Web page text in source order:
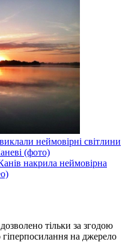
неймовірні світлини
(фото)
накрила неймовірна
тільки за згодою
гіперпосилання на джерело